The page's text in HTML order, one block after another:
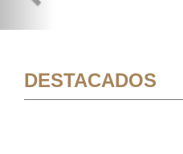
DESTACADOS